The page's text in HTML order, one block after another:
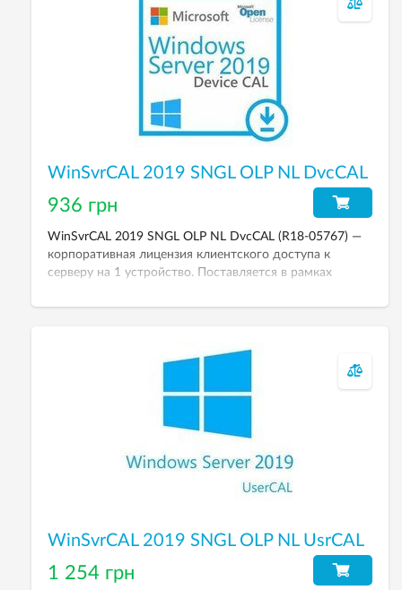
WinSvrCAL 2019 SNGL OLP NL DvcCAL
936 грн
WinSvrCAL 2019 SNGL OLP NL DvcCAL (R18-05767) —
корпоративная лицензия клиентского доступа к
серверу на 1 устройство. Поставляется в рамках
WinSvrCAL 2019 SNGL OLP NL UsrCAL
1 254 грн